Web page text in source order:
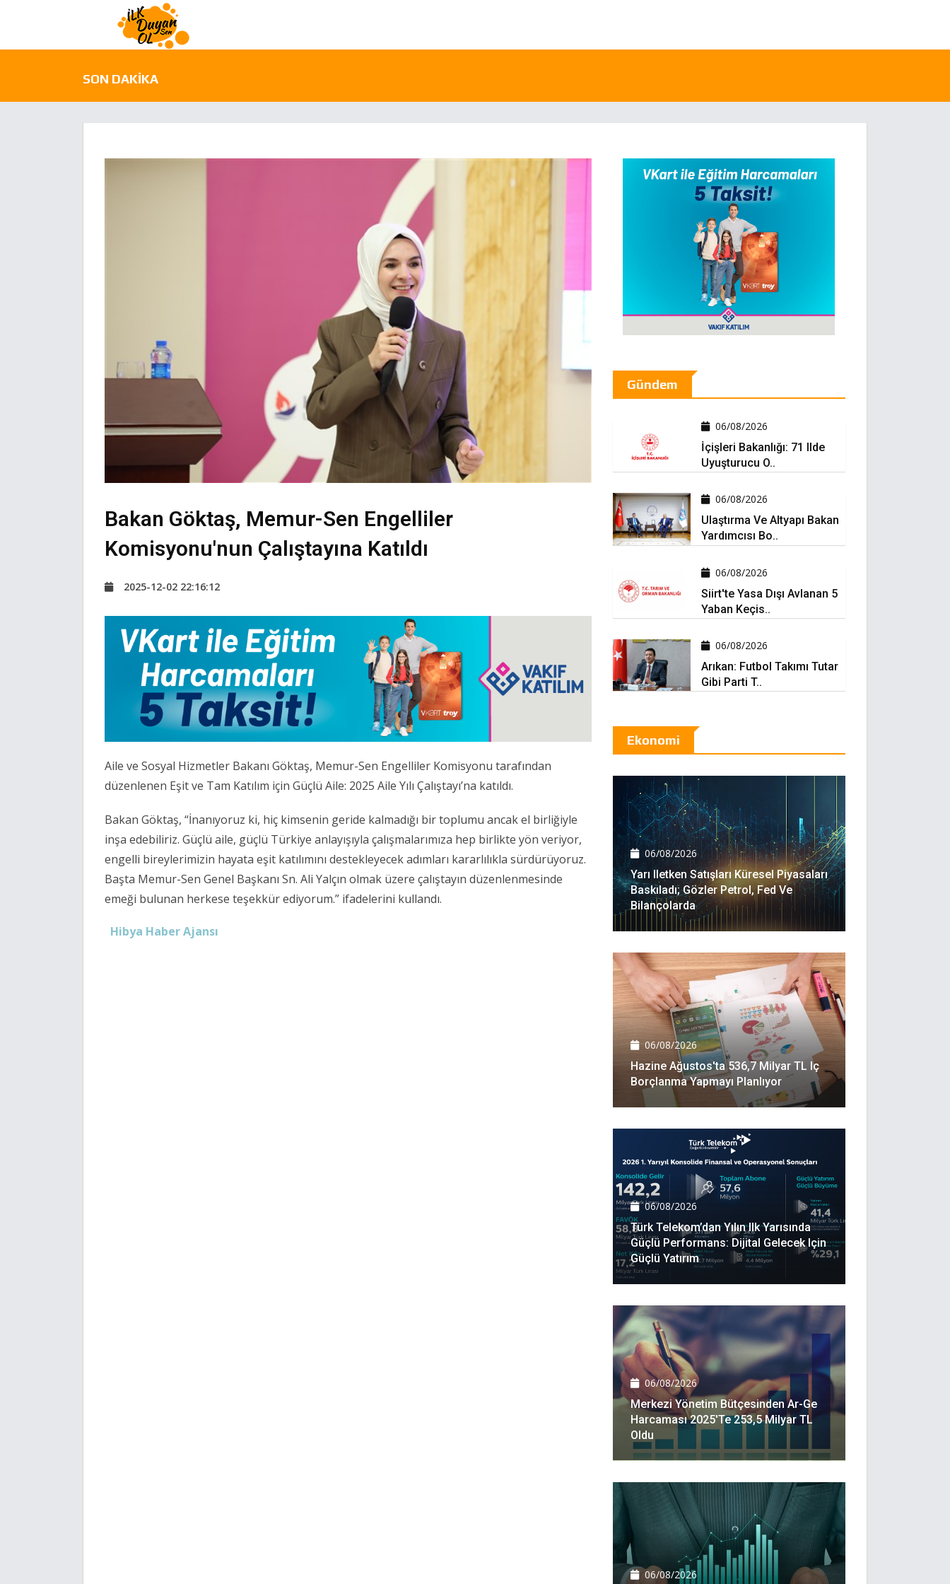
SON DAKIKA
Bakan Göktaş, Memur-Sen Engelliler
Komisyonu'nun Çalıştayına Katıldı
2025-12-02 22:16:12
Aile ve Sosyal Hizmetler Bakanı Göktaş, Memur-Sen Engelliler Komisyonu tarafından
düzenlenen Eşit ve Tam Katılım için Güçlü Aile: 2025 Aile Yılı Çalıştayı’na katıldı.
Bakan Göktaş, “İnanıyoruz ki, hiç kimsenin geride kalmadığı bir toplumu ancak el birliğiyle
inşa edebiliriz. Güçlü aile, güçlü Türkiye anlayışıyla çalışmalarımıza hep birlikte yön veriyor,
engelli bireylerimizin hayata eşit katılımını destekleyecek adımları kararlılıkla sürdürüyoruz.
Başta Memur-Sen Genel Başkanı Sn. Ali Yalçın olmak üzere çalıştayın düzenlenmesinde
emeği bulunan herkese teşekkür ediyorum.” ifadelerini kullandı.
Hibya Haber Ajansı
Gündem
06/08/2026
İçişleri Bakanlığı: 71 Ilde
Uyuşturucu O..
06/08/2026
Ulaştırma Ve Altyapı Bakan
Yardımcısı Bo..
06/08/2026
Siirt'te Yasa Dışı Avlanan 5
Yaban Keçis..
06/08/2026
Arıkan: Futbol Takımı Tutar
Gibi Parti T..
Ekonomi
06/08/2026
Yarı Iletken Satışları Küresel Piyasaları
Baskıladı; Gözler Petrol, Fed Ve
Bilançolarda
06/08/2026
Hazine Ağustos'ta 536,7 Milyar TL Iç
Borçlanma Yapmayı Planlıyor
06/08/2026
Türk Telekom’dan Yılın Ilk Yarısında
Güçlü Performans: Dijital Gelecek Için
Güçlü Yatırım
06/08/2026
Merkezi Yönetim Bütçesinden Ar-Ge
Harcaması 2025'te 253,5 Milyar TL
Oldu
06/08/2026